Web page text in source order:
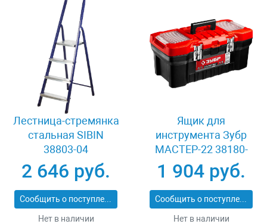
Лестница-стремянка
стальная SIBIN
38803-04
2 646 руб.
Сообщить о поступлении
Нет в наличии
Ящик для
инструмента Зубр
МАСТЕР-22 38180-
22_z02
1 904 руб.
Сообщить о поступлении
Нет в наличии